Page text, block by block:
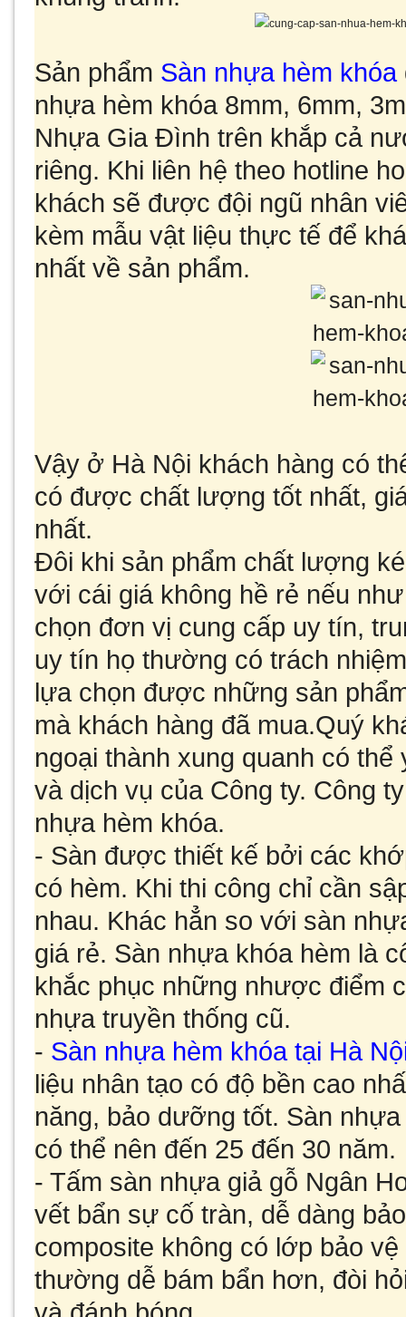
Sản phẩm Sàn nhựa hèm khóa
nhựa hèm khóa 8mm, 6mm,
Nhựa Gia Đình trên khắp cả
riêng. Khi liên hệ theo hotline
khách sẽ được đội ngũ nhân
kèm mẫu vật liệu thực tế để
nhất về sản phẩm.
Vậy ở Hà Nội khách hàng có
có được chất lượng tốt nhất,
nhất.
Đôi khi sản phẩm chất lượng
với cái giá không hề rẻ nếu
chọn đơn vị cung cấp uy tín,
uy tín họ thường có trách
lựa chọn được những sản
mà khách hàng đã mua.Quý
ngoại thành xung quanh có
và dịch vụ của Công ty. Công
nhựa hèm khóa.
- Sàn được thiết kế bởi các
có hèm. Khi thi công chỉ cần
nhau. Khác hẳn so với sàn
giá rẻ. Sàn nhựa khóa hèm là
khắc phục những nhược điểm
nhựa truyền thống cũ.
- Sàn nhựa hèm khóa tại Hà
liệu nhân tạo có độ bền cao
năng, bảo dưỡng tốt. Sàn
có thể nên đến 25 đến 30 năm.
- Tấm sàn nhựa giả gỗ Ngân
vết bẩn sự cố tràn, dễ dàng
composite không có lớp bảo
thường dễ bám bẩn hơn, đòi